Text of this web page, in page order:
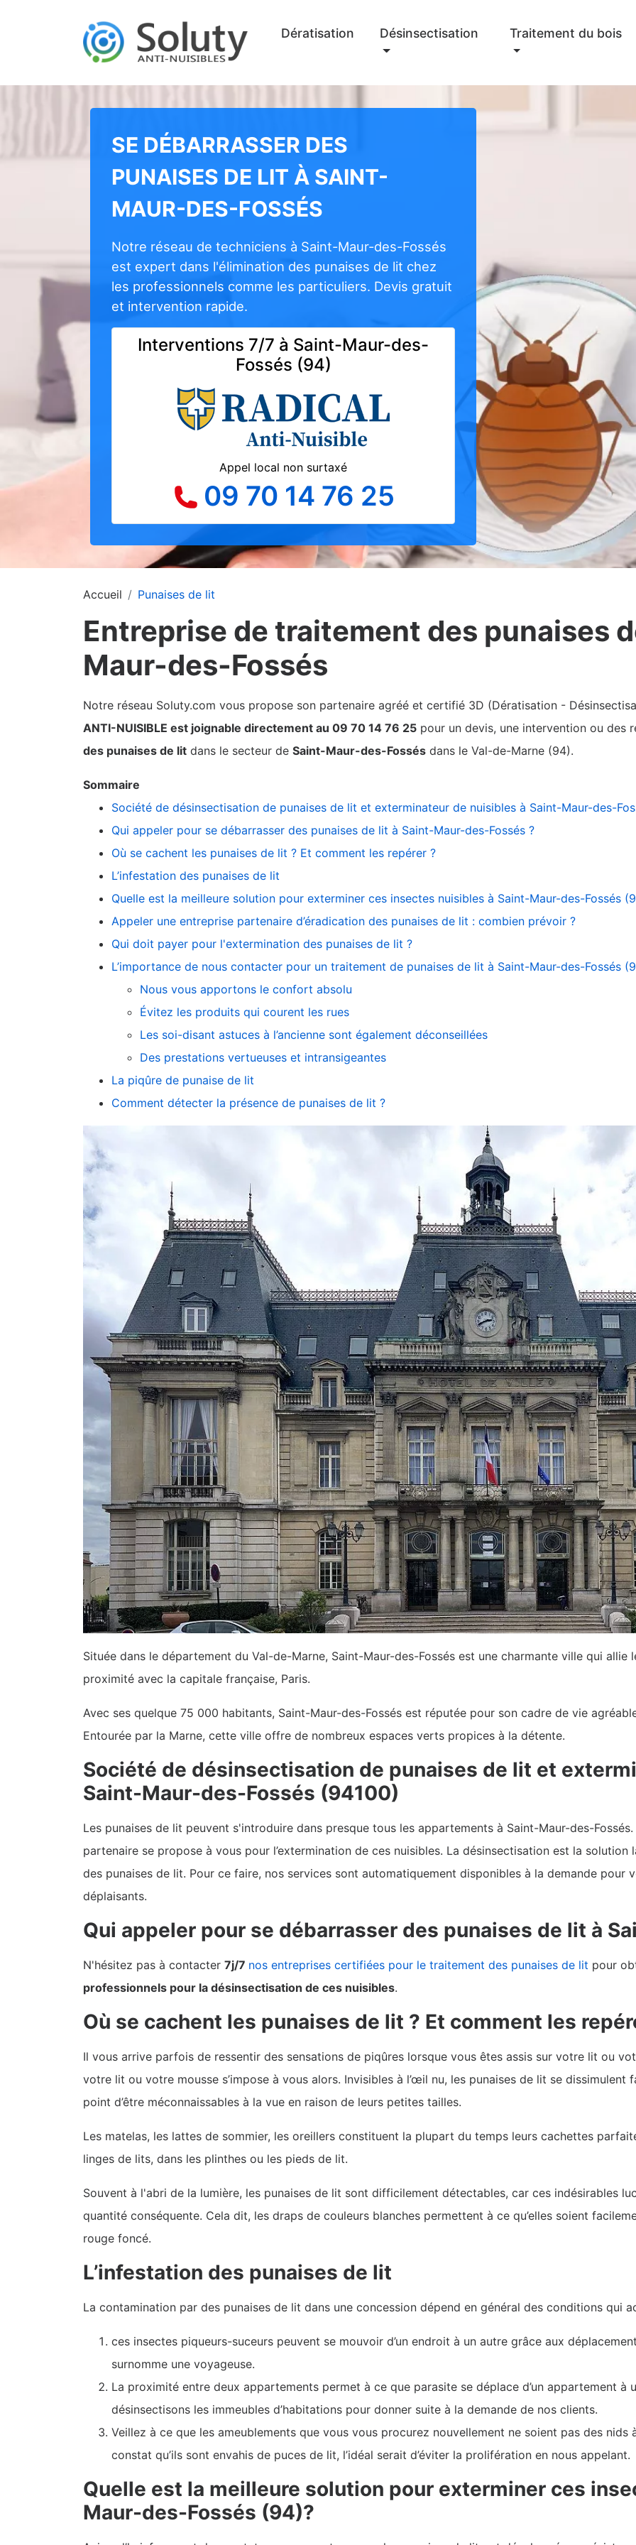
Dératisation Désinsectisation Traitement du bois
SE DÉBARRASSER DES
PUNAISES DE LIT À SAINT-
MAUR-DES-FOSSÉS
Notre réseau de techniciens à Saint-Maur-des-Fossés
est expert dans l'élimination des punaises de lit chez
les professionnels comme les particuliers. Devis gratuit
et intervention rapide.
Interventions 7/7 à Saint-Maur-des-
Fossés (94)
Appel local non surtaxé
09 70 14 76 25
Accueil Punaises de lit
Entreprise de traitement des punaises
Maur-des-Fossés
Notre réseau Soluty.com vous propose son partenaire agréé et certifié 3D (Dératisation -
ANTI-NUISIBLE est joignable directement au 09 70 14 76 25 pour un devis, une intervention ou des
des punaises de lit dans le secteur de Saint-Maur-des-Fossés dans le Val-de-Marne (94).
Sommaire
Société de désinsectisation de punaises de lit et exterminateur de nuisibles à Saint-Maur-des-
Qui appeler pour se débarrasser des punaises de lit à Saint-Maur-des-Fossés ?
Où se cachent les punaises de lit ? Et comment les repérer ?
L’infestation des punaises de lit
Quelle est la meilleure solution pour exterminer ces insectes nuisibles à Saint-Maur-des-Fossés
Appeler une entreprise partenaire d’éradication des punaises de lit : combien prévoir ?
Qui doit payer pour l'extermination des punaises de lit ?
L’importance de nous contacter pour un traitement de punaises de lit à Saint-Maur-des-Fossés
Nous vous apportons le confort absolu
Évitez les produits qui courent les rues
Les soi-disant astuces à l’ancienne sont également déconseillées
Des prestations vertueuses et intransigeantes
La piqûre de punaise de lit
Comment détecter la présence de punaises de lit ?
Située dans le département du Val-de-Marne, Saint-Maur-des-Fossés est une charmante ville qui
proximité avec la capitale française, Paris.
Avec ses quelque 75 000 habitants, Saint-Maur-des-Fossés est réputée pour son cadre de vie
Entourée par la Marne, cette ville offre de nombreux espaces verts propices à la détente.
Société de désinsectisation de punaises de lit et
Saint-Maur-des-Fossés (94100)
Les punaises de lit peuvent s'introduire dans presque tous les appartements à Saint-Maur-des-
partenaire se propose à vous pour l’extermination de ces nuisibles. La désinsectisation est la
des punaises de lit. Pour ce faire, nos services sont automatiquement disponibles à la demande pour
déplaisants.
Qui appeler pour se débarrasser des punaises de lit à
N'hésitez pas à contacter 7j/7 nos entreprises certifiées pour le traitement des punaises de lit pour
professionnels pour la désinsectisation de ces nuisibles.
Où se cachent les punaises de lit ? Et comment les
Il vous arrive parfois de ressentir des sensations de piqûres lorsque vous êtes assis sur votre lit ou
votre lit ou votre mousse s’impose à vous alors. Invisibles à l’œil nu, les punaises de lit se dissimulent
point d’être méconnaissables à la vue en raison de leurs petites tailles.
Les matelas, les lattes de sommier, les oreillers constituent la plupart du temps leurs cachettes
linges de lits, dans les plinthes ou les pieds de lit.
Souvent à l'abri de la lumière, les punaises de lit sont difficilement détectables, car ces indésirables
quantité conséquente. Cela dit, les draps de couleurs blanches permettent à ce qu’elles soient
rouge foncé.
L’infestation des punaises de lit
La contamination par des punaises de lit dans une concession dépend en général des conditions qui
ces insectes piqueurs-suceurs peuvent se mouvoir d’un endroit à un autre grâce aux
surnomme une voyageuse.
La proximité entre deux appartements permet à ce que parasite se déplace d’un appartement à
désinsectisons les immeubles d’habitations pour donner suite à la demande de nos clients.
Veillez à ce que les ameublements que vous vous procurez nouvellement ne soient pas des
constat qu’ils sont envahis de puces de lit, l’idéal serait d’éviter la prolifération en nous appelant.
Quelle est la meilleure solution pour exterminer ces
Maur-des-Fossés (94)?